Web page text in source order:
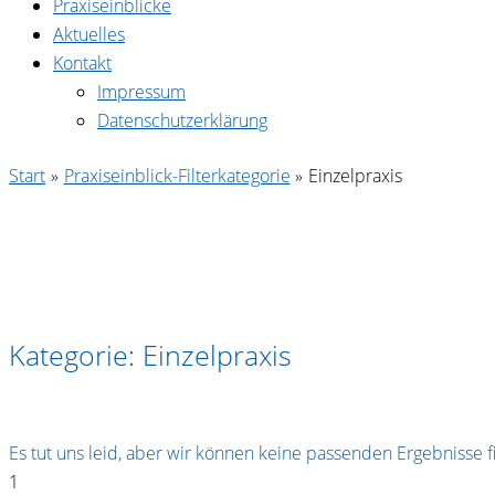
Praxiseinblicke
Aktuelles
Kontakt
Impressum
Datenschutzerklärung
Start Praxiseinblick-Filterkategorie Einzelpraxis
Kategorie: Einzelpraxis
Es tut uns leid, aber wir können keine passenden Ergebnisse